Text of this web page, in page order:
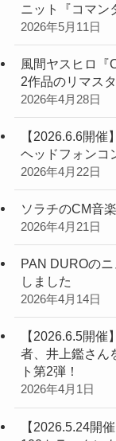
ニット『コマン
2026年5月11日
風間ヤスヒロ『
2作品のリマス
2026年4月28日
【2026.6.6開
ヘッドフォンコ
2026年4月22日
ソラチのCM音
2026年4月21日
PAN DUROの
しました
2026年4月14日
【2026.6.5開
者、井上鑑さん
ト第2弾！
2026年4月1日
【2026.5.24開